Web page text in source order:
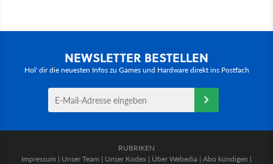
NEWSLETTER BESTELLEN
Hol' dir die neuesten Infos zu Games und Hardware direkt ins Postfach
RUBRIKEN
Impressum | Unser Team | Unser Kodex | Über Webedia | Abo kündigen |